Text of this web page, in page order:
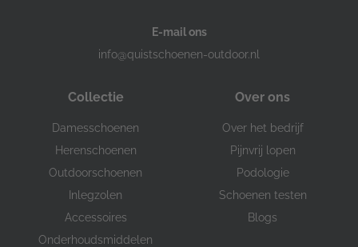
E-mail ons
info@quistschoenen-outdoor.nl
Collectie
Damesschoenen
Herenschoenen
Outdoorschoenen
Inlegzolen
Accessoires
Onderhoudsmiddelen
Over ons
Over het bedrijf
Pijnvrij lopen
Podologie
Schoenen testen
Blogs